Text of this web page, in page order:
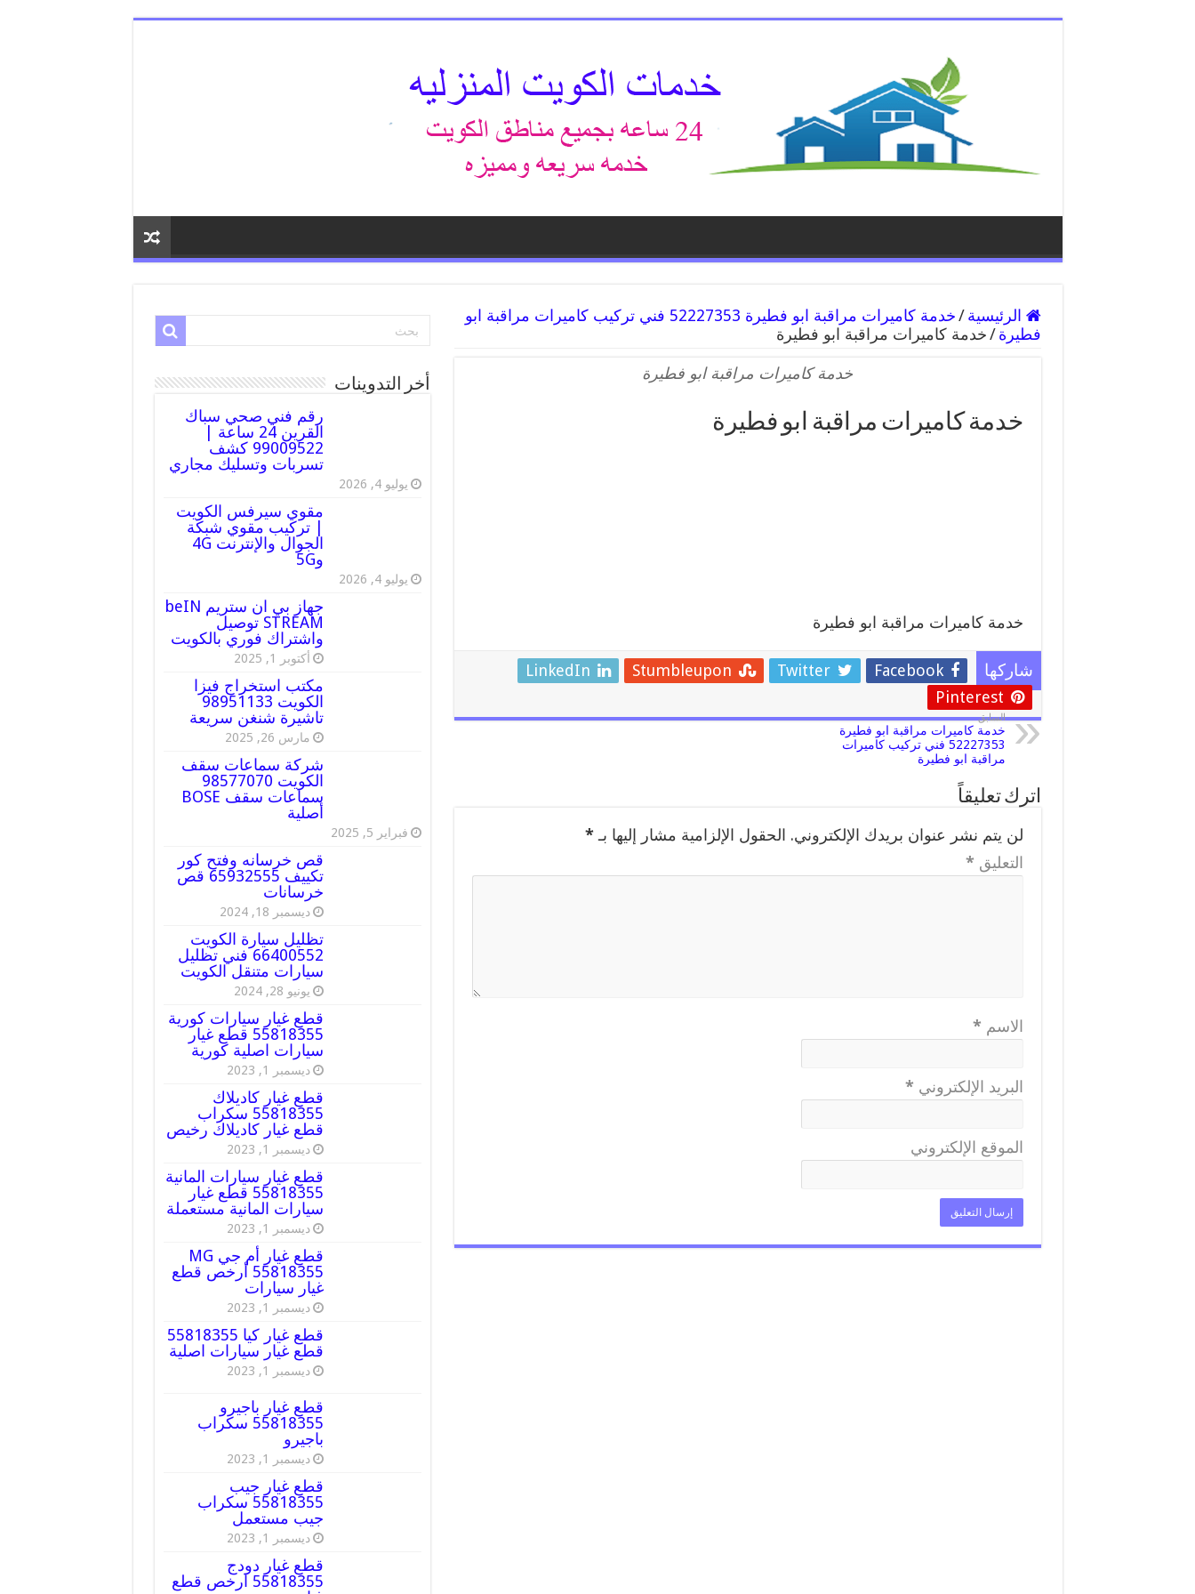
الرئيسية /
خدمة كاميرات مراقبة ابو فطيرة 52227353 فني تركيب كاميرات مراقبة ابو
فطيرة /خدمة كاميرات مراقبة ابو فطيرة
خدمة كاميرات مراقبة ابو فطيرة
خدمة كاميرات مراقبة ابو فطيرة
خدمة كاميرات مراقبة ابو فطيرة
شاركها Facebook
Twitter
Stumbleupon
LinkedIn
Pinterest
السابق
خدمة كاميرات مراقبة ابو فطيرة
52227353 فني تركيب كاميرات
مراقبة ابو فطيرة
اترك تعليقاً
لن يتم نشر عنوان بريدك الإلكتروني. الحقول الإلزامية مشار إليها بـ*
التعليق *
الاسم *
البريد الإلكتروني *
الموقع الإلكتروني
أخر التدوينات
رقم فني صحي سباك
القرين 24 ساعة |
99009522 كشف
تسربات وتسليك مجاري
يوليو 4, 2026
مقوي سيرفس الكويت
| تركيب مقوي شبكة
الجوال والإنترنت 4G
و5G
يوليو 4, 2026
جهاز بي ان ستريم beIN
STREAM توصيل
واشتراك فوري بالكويت
أكتوبر 1, 2025
مكتب استخراج فيزا
الكويت 98951133
تاشيرة شنغن سريعة
مارس 26, 2025
شركة سماعات سقف
الكويت 98577070
سماعات سقف BOSE
أصلية
فبراير 5, 2025
قص خرسانه وفتح كور
تكييف 65932555 قص
خرسانات
ديسمبر 18, 2024
تظليل سيارة الكويت
66400552 فني تظليل
سيارات متنقل الكويت
يونيو 28, 2024
قطع غيار سيارات كورية
55818355 قطع غيار
سيارات اصلية كورية
ديسمبر 1, 2023
قطع غيار كاديلاك
55818355 سكراب
قطع غيار كاديلاك رخيص
ديسمبر 1, 2023
قطع غيار سيارات المانية
55818355 قطع غيار
سيارات المانية مستعملة
ديسمبر 1, 2023
قطع غيار أم جي MG
55818355 أرخص قطع
غيار سيارات
ديسمبر 1, 2023
قطع غيار كيا 55818355
قطع غيار سيارات اصلية
ديسمبر 1, 2023
قطع غيار باجيرو
55818355 سكراب
باجيرو
ديسمبر 1, 2023
قطع غيار جيب
55818355 سكراب
جيب مستعمل
ديسمبر 1, 2023
قطع غيار دودج
55818355 ارخص قطع